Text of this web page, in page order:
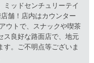
ミッドセンチュリーテイ
舗！店内はカウンター
ウトで、スナックや喫茶
ス良好な路面店で、地元
。ご不明点等ございま